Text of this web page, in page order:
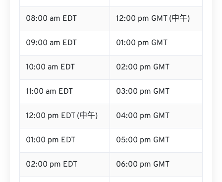
08:00 am EDT 12:00 pm GMT (中午)
09:00 am EDT 01:00 pm GMT
10:00 am EDT 02:00 pm GMT
11:00 am EDT 03:00 pm GMT
12:00 pm EDT (中午) 04:00 pm GMT
01:00 pm EDT 05:00 pm GMT
02:00 pm EDT 06:00 pm GMT